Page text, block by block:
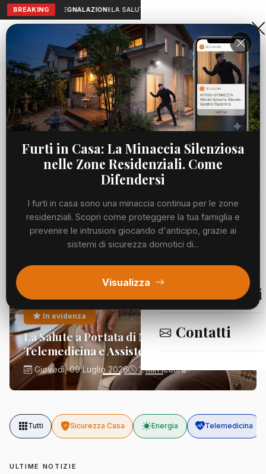
BREAKING SEGNALAZIONI:LA SALUTE A PORTATA DI MANO:
Aranova • NET
PORTALE UTILE AL TERRITORIO
Home
Cronaca
Viabilità
Meteo
Segnalazioni
Contatti
Furti in Casa: La Minaccia Silenziosa
nelle Zone Residenziali. Come
Difendersi
I furti in casa sono una minaccia continua per le zone
residenziali. Scopri come proteggere la tua famiglia e
prevenire le intrusioni giocando d'anticipo, grazie ai
sistemi di sicurezza domotici di...
Visualizza
In evidenza Segnalazioni
La Salute a Portata di Mano:
Telemedicina e Assistenza Domiciliare
Giovedì, 09 Luglio 2026 2 min lettura
Tutti Sicurezza Casa Energia Telemedicina
ULTIME NOTIZIE